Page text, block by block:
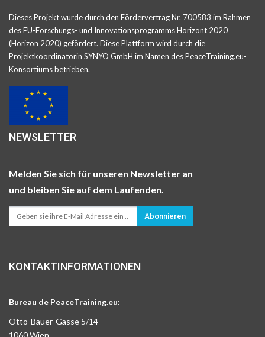
Dieses Projekt wurde durch den Fördervertrag Nr. 700583 im Rahmen
des EU-Forschungs- und Innovationsprogramms Horizont 2020
(Horizon 2020) gefördert. Diese Plattform wird durch die
Projektkoordinatorin SYNYO GmbH im Namen des PeaceTraining.eu-
Konsortiums betrieben.
NEWSLETTER
Melden Sie sich für unseren Newsletter an
und bleiben Sie auf dem Laufenden.
Abonnieren
KONTAKTINFORMATIONEN
Bureau de PeaceTraining.eu:
Otto-Bauer-Gasse 5/14